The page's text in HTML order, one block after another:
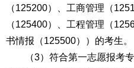
（125200）、工商管理（
（125400）、工程管理（
书情报（125500））的考生。
（3）符合第一志愿报考